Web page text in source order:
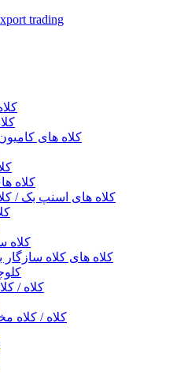
کلاه های
کلاه
کلاه های اسنپ بک /
کلاه
کلاه های کلاه
کلاه /
کلاه / کلاه